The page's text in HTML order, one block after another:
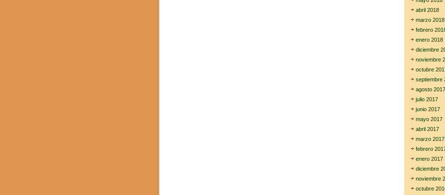
abril 2018
marzo 2018
febrero
enero 2018
diciembre
noviembre
octubre
septiembre
agosto 2017
julio 2017
junio 2017
mayo 2017
abril 2017
marzo 2017
febrero
enero 2017
diciembre
noviembre
octubre